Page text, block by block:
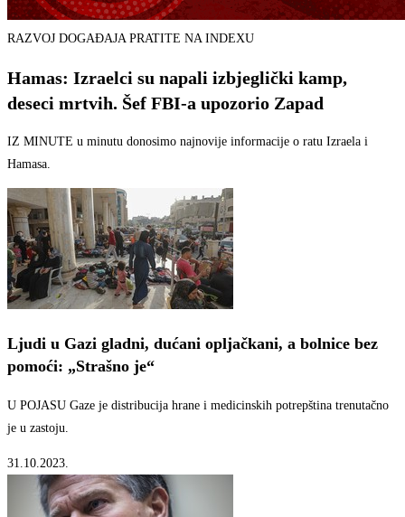
RAZVOJ DOGAĐAJA PRATITE NA INDEXU
Hamas: Izraelci su napali izbjeglički kamp,
deseci mrtvih. Šef FBI-a upozorio Zapad
IZ MINUTE u minutu donosimo najnovije informacije o ratu Izraela i
Hamasa.
Ljudi u Gazi gladni, dućani opljačkani, a bolnice bez
pomoći: „Strašno je“
U POJASU Gaze je distribucija hrane i medicinskih potrepština trenutačno
je u zastoju.
31.10.2023.